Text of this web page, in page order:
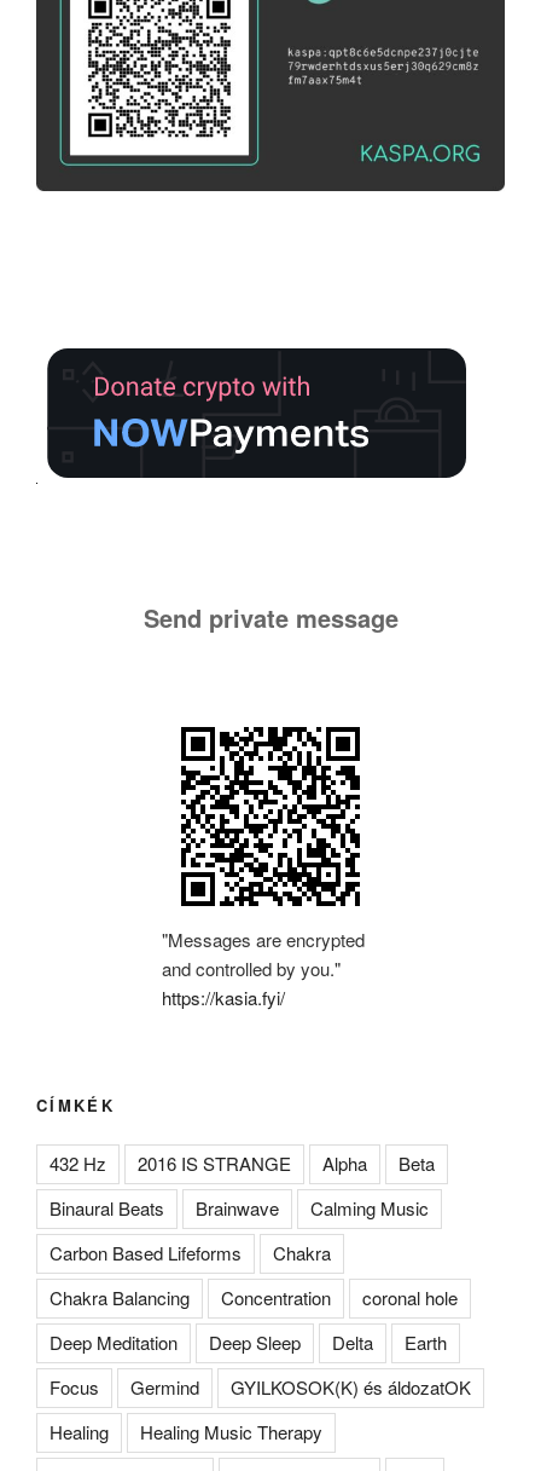
Send private message
"Messages are encrypted
and controlled by you."
https://kasia.fyi/
CÍMKÉK
432 Hz 2016 IS STRANGE Alpha
Beta
Binaural Beats
Brainwave
Calming Music
Carbon Based Lifeforms
Chakra
Chakra Balancing
Concentration
coronal hole
Deep Meditation
Deep Sleep Delta
Earth
Focus
Germind
GYILKOSOK(K) és áldozatOK
Healing
Healing Music Therapy